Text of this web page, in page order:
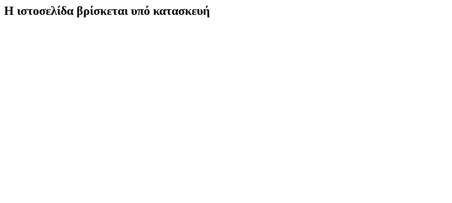
Η ιστοσελίδα βρίσκεται υπό κατασκευή